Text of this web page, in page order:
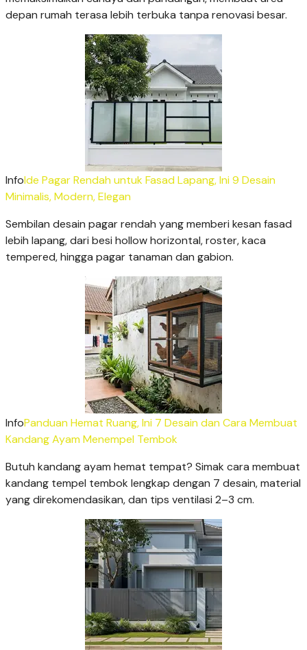
depan rumah terasa lebih terbuka tanpa renovasi besar.
InfoIde Pagar Rendah untuk Fasad Lapang, Ini 9 Desain
Minimalis, Modern, Elegan
Sembilan desain pagar rendah yang memberi kesan fasad
lebih lapang, dari besi hollow horizontal, roster, kaca
tempered, hingga pagar tanaman dan gabion.
InfoPanduan Hemat Ruang, Ini 7 Desain dan Cara Membuat
Kandang Ayam Menempel Tembok
Butuh kandang ayam hemat tempat? Simak cara membuat
kandang tempel tembok lengkap dengan 7 desain, material
yang direkomendasikan, dan tips ventilasi 2–3 cm.